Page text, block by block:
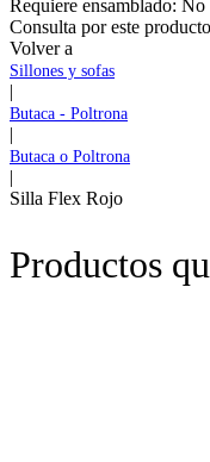
Requiere ensamblado: No
Consulta por este producto
Volver a
Sillones y sofas
|
Butaca - Poltrona
|
Butaca o Poltrona
|
Silla Flex Rojo
Productos